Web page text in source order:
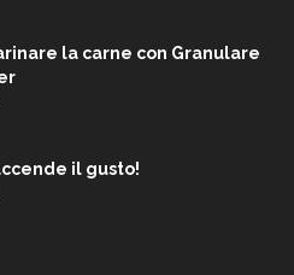
la carne con Granulare
il gusto!